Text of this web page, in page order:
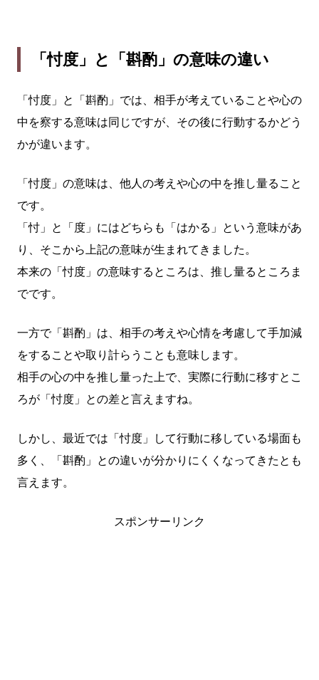
「忖度」と「斟酌」の意味の違い
「忖度」と「斟酌」では、相手が考えていることや心の
中を察する意味は同じですが、その後に行動するかどう
かが違います。
「忖度」の意味は、他人の考えや心の中を推し量ること
です。
「忖」と「度」にはどちらも「はかる」という意味があ
り、そこから上記の意味が生まれてきました。
本来の「忖度」の意味するところは、推し量るところま
でです。
一方で「斟酌」は、相手の考えや心情を考慮して手加減
をすることや取り計らうことも意味します。
相手の心の中を推し量った上で、実際に行動に移すとこ
ろが「忖度」との差と言えますね。
しかし、最近では「忖度」して行動に移している場面も
多く、「斟酌」との違いが分かりにくくなってきたとも
言えます。
スポンサーリンク